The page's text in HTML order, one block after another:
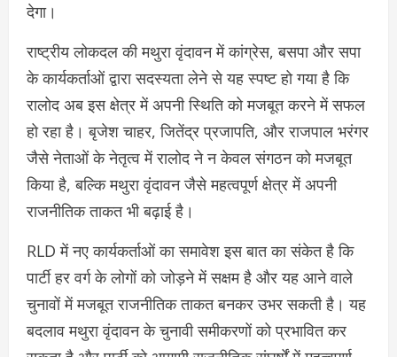
देगा।
राष्ट्रीय लोकदल की मथुरा वृंदावन में कांग्रेस, बसपा और सपा
के कार्यकर्ताओं द्वारा सदस्यता लेने से यह स्पष्ट हो गया है कि
रालोद अब इस क्षेत्र में अपनी स्थिति को मजबूत करने में सफल
हो रहा है। बृजेश चाहर, जितेंद्र प्रजापति, और राजपाल भरंगर
जैसे नेताओं के नेतृत्व में रालोद ने न केवल संगठन को मजबूत
किया है, बल्कि मथुरा वृंदावन जैसे महत्वपूर्ण क्षेत्र में अपनी
राजनीतिक ताकत भी बढ़ाई है।
RLD में नए कार्यकर्ताओं का समावेश इस बात का संकेत है कि
पार्टी हर वर्ग के लोगों को जोड़ने में सक्षम है और यह आने वाले
चुनावों में मजबूत राजनीतिक ताकत बनकर उभर सकती है। यह
बदलाव मथुरा वृंदावन के चुनावी समीकरणों को प्रभावित कर